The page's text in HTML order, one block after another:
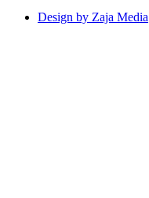
Design by Zaja Media